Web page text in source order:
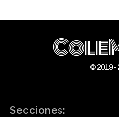
© 2019 -
Secciones: